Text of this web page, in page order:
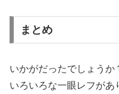
まとめ
いかがだったでしょうか
いろいろな一眼レフがあ